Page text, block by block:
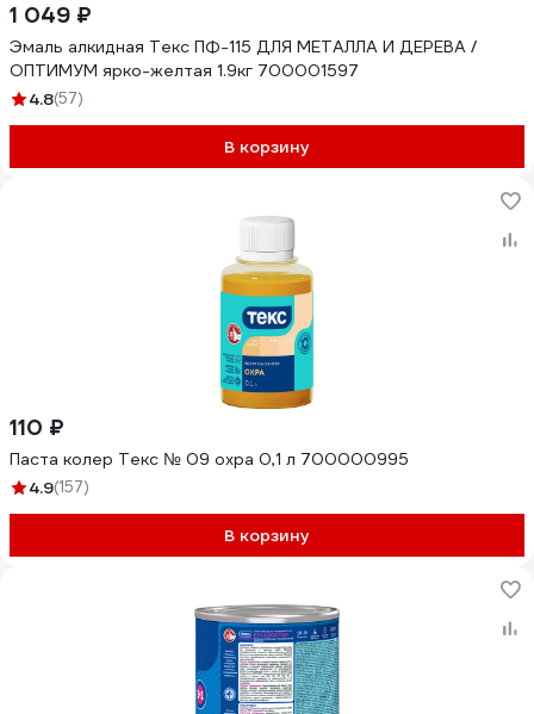
1 049 ₽
Эмаль алкидная Текс ПФ-115 ДЛЯ МЕТАЛЛА И ДЕРЕВА /
ОПТИМУМ ярко-желтая 1.9кг 700001597
4.8(57)
В корзину
110 ₽
Паста колер Текс № 09 охра 0,1 л 700000995
4.9(157)
В корзину